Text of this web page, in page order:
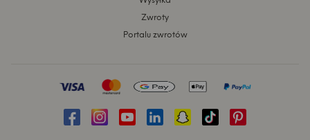
Zwroty
Portalu zwrotów